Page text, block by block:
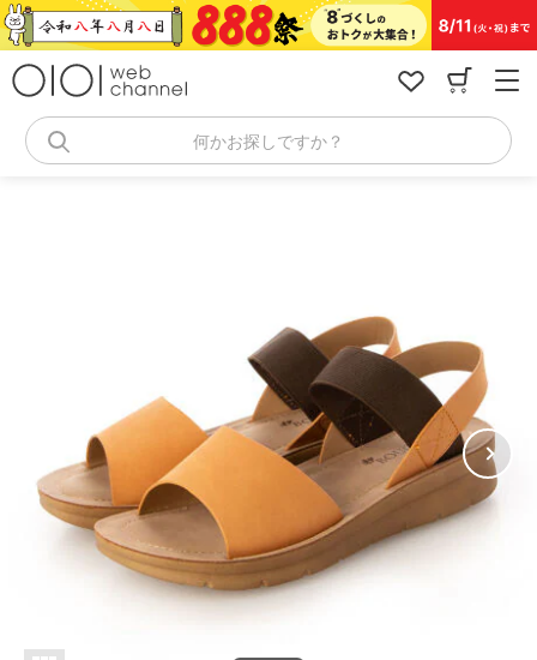
コ
ン
何かお探しですか？